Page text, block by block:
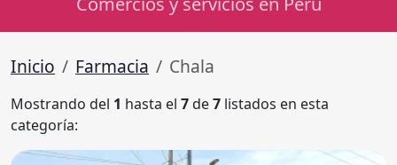
Inicio Farmacia Chala
Mostrando del 1 hasta el 7de7 listados en esta
categoría: